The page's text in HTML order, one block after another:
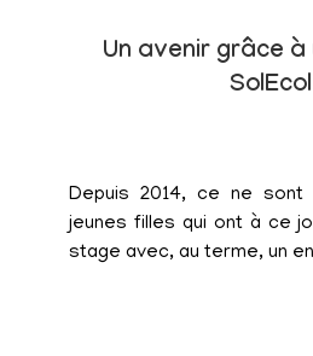
Un avenir grâce à
SolEcol
Depuis 2014, ce ne sont
jeunes filles qui ont à ce
stage avec, au terme, un